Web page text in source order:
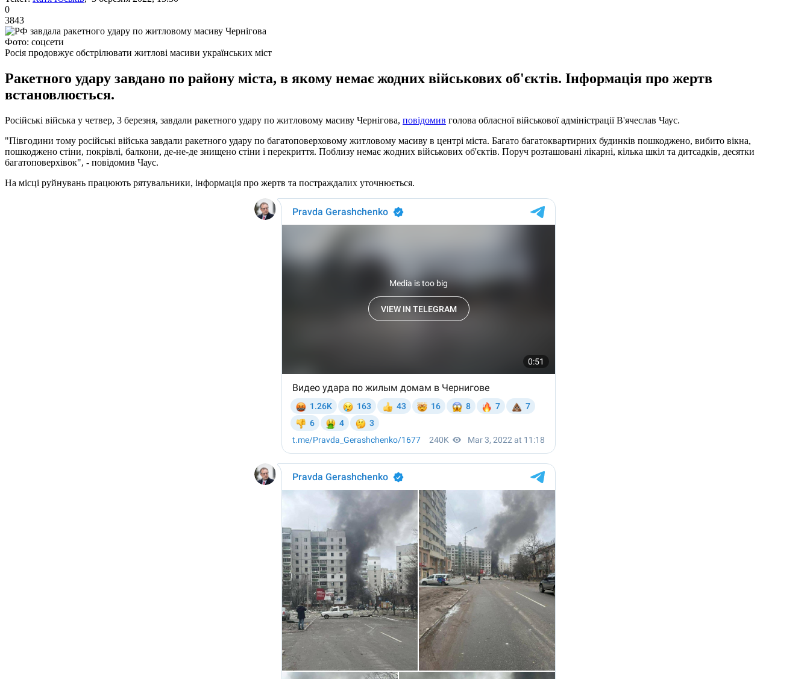
0
3843
Фото: соцсети
Росія продовжує обстрілювати житлові масиви українських міст
Ракетного удару завдано по району міста, в якому немає жодних військових об'єктів. Інформація про жертв
встановлюється.
Російські війська у четвер, 3 березня, завдали ракетного удару по житловому масиву Чернігова, повідомив голова обласної військової адміністрації В'ячеслав Чаус.
"Півгодини тому російські війська завдали ракетного удару по багатоповерховому житловому масиву в центрі міста. Багато багатоквартирних будинків пошкоджено, вибито вікна,
пошкоджено стіни, покрівлі, балкони, де-не-де знищено стіни і перекриття. Поблизу немає жодних військових об'єктів. Поруч розташовані лікарні, кілька шкіл та дитсадків, десятки
багатоповерхівок", - повідомив Чаус.
На місці руйнувань працюють рятувальники, інформація про жертв та постраждалих уточнюється.